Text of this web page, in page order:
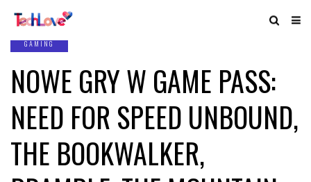
GAMING
NOWE GRY W GAME PASS:
NEED FOR SPEED UNBOUND,
THE BOOKWALKER,